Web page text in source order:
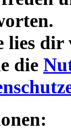
lies dir
die